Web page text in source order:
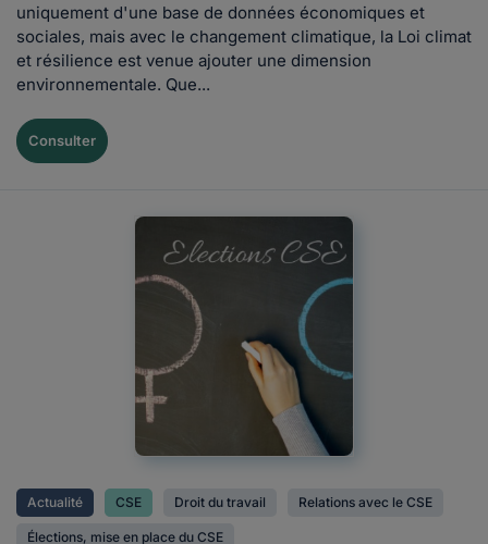
uniquement d'une base de données économiques et
sociales, mais avec le changement climatique, la Loi climat
et résilience est venue ajouter une dimension
environnementale. Que...
Consulter
Actualité CSE Droit du travail Relations avec le CSE
Élections, mise en place du CSE